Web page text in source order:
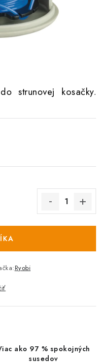
strunovej kosačky.
Ryobi
ako 97 % spokojných
susedov